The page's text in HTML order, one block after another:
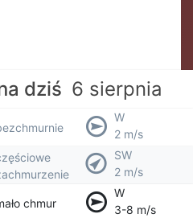
dziś 6 sierpnia
W
2 m/s
SW
2 m/s
chmur
W
3-8 m/s